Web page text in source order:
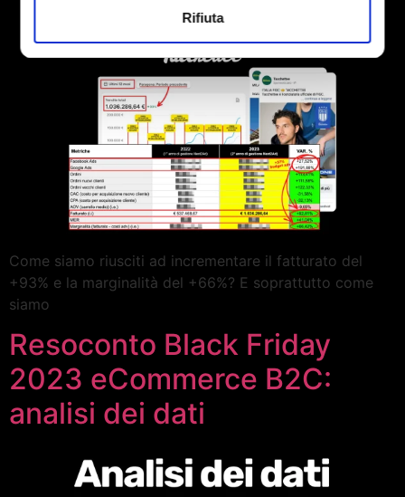
Rifiuta
Come siamo riusciti ad incrementare il fatturato del
+93% e la marginalità del +66%? E soprattutto come
siamo
Resoconto Black Friday
2023 eCommerce B2C:
analisi dei dati